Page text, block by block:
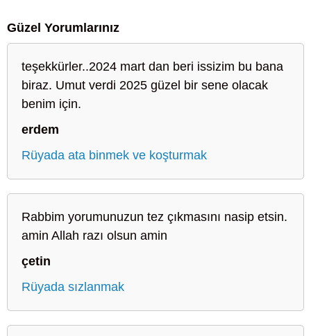
Güzel Yorumlarınız
teşekkürler..2024 mart dan beri issizim bu bana
biraz. Umut verdi 2025 güzel bir sene olacak
benim için.
erdem
Rüyada ata binmek ve koşturmak
Rabbim yorumunuzun tez çıkmasını nasip etsin.
amin Allah razı olsun amin
çetin
Rüyada sızlanmak